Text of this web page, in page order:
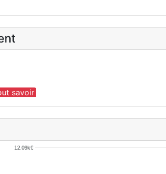
savoir
12.09k€